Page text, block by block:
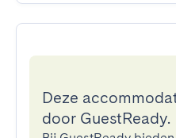
Deze
door GuestReady.